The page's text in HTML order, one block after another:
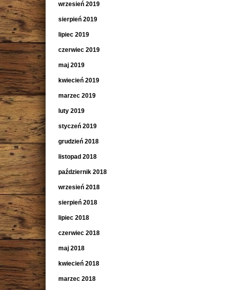
wrzesień 2019
sierpień 2019
lipiec 2019
czerwiec 2019
maj 2019
kwiecień 2019
marzec 2019
luty 2019
styczeń 2019
grudzień 2018
listopad 2018
październik 2018
wrzesień 2018
sierpień 2018
lipiec 2018
czerwiec 2018
maj 2018
kwiecień 2018
marzec 2018